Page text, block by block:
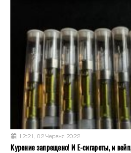
12:21, 02 Червня 2022
Курение запрещено! И Е-сигареты, и